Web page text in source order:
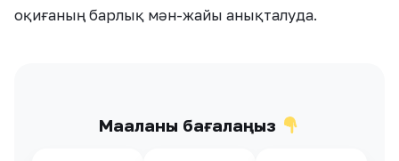
оқиғаның барлық мән-жайы анықталуда.
Мақаланы бағалаңыз